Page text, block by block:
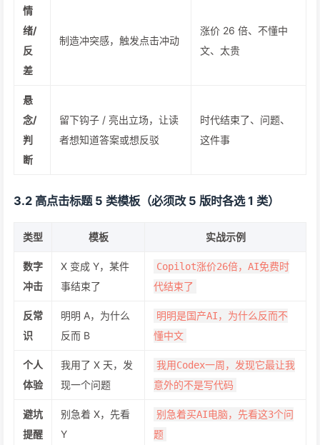
情
绪/
反
差
制造冲突感，触发点击冲动
涨价 26 倍、不懂中
文、太贵
悬
念/
判
断
留下钩子 / 亮出立场，让读
者想知道答案或想反驳
时代结束了、问题、
这件事
3.2 高点击标题 5 类模板（必须改 5 版时各选 1 类）
类型 模板 实战示例
数字
冲击
X 变成 Y，某件
事结束了
Copilot涨价26倍，AI免费时
代结束了
反常
识
明明 A，为什么
反而 B
明明是国产AI，为什么反而不
懂中文
个人
体验
我用了 X 天，发
现一个问题
我用Codex一周，发现它最让我
意外的不是写代码
避坑
提醒
别急着 X，先看
Y
别急着买AI电脑，先看这3个问
题